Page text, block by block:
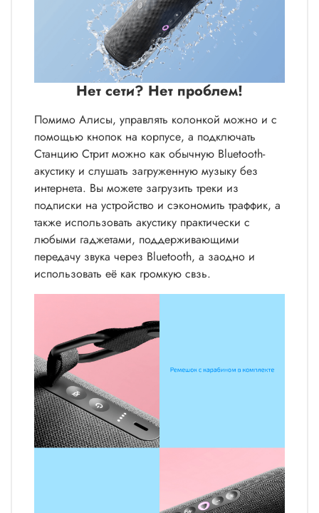
Нет сети? Нет проблем!
Помимо Алисы, управлять колонкой можно и с
помощью кнопок на корпусе, а подключать
Станцию Стрит можно как обычную Bluetooth-
акустику и слушать загруженную музыку без
интернета. Вы можете загрузить треки из
подписки на устройство и сэкономить траффик, а
также использовать акустику практически с
любыми гаджетами, поддерживающими
передачу звука через Bluetooth, а заодно и
использовать её как громкую свзь.